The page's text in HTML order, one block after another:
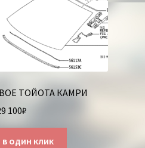
ТОЙОТА КАМРИ
100₽
в один клик